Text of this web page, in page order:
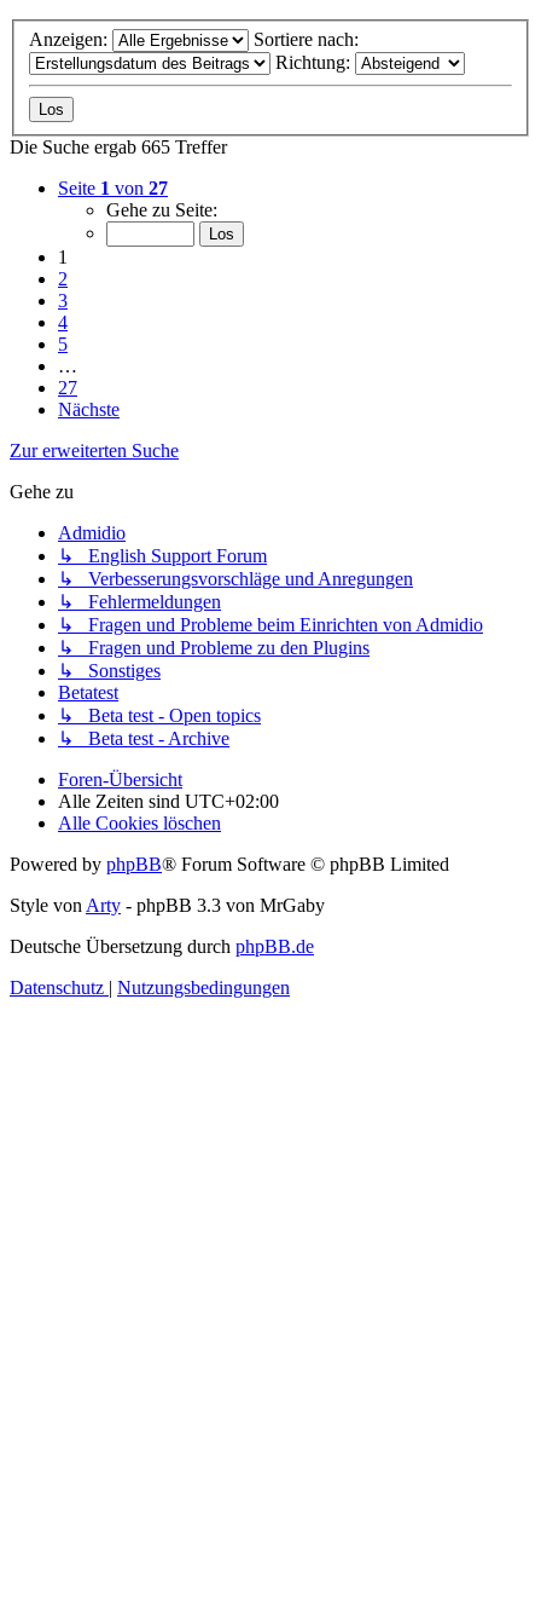
Anzeigen:
Sortiere nach:
Richtung:
Die Suche ergab 665 Treffer
Seite 1 von 27
Gehe zu Seite:
1
2
3
4
5
…
27
Nächste
Zur erweiterten Suche
Gehe zu
Admidio
↳ English Support Forum
↳ Verbesserungsvorschläge und Anregungen
↳ Fehlermeldungen
↳ Fragen und Probleme beim Einrichten von Admidio
↳ Fragen und Probleme zu den Plugins
↳ Sonstiges
Betatest
↳ Beta test - Open topics
↳ Beta test - Archive
Foren-Übersicht
Alle Zeiten sind UTC+02:00
Alle Cookies löschen
Powered by phpBB® Forum Software © phpBB Limited
Style von Arty - phpBB 3.3 von MrGaby
Deutsche Übersetzung durch phpBB.de
Datenschutz | Nutzungsbedingungen